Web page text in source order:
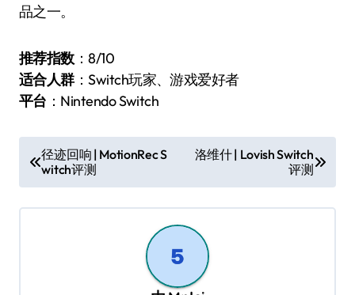
品之一。
推荐指数：8/10
适合人群：Switch玩家、游戏爱好者
平台 ：Nintendo Switch
章
导
径迹回响 | MotionRec S
witch评测
洛维什 | Lovish Switch
评测